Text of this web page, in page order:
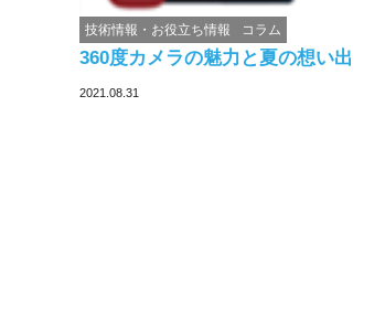
360度カメラの魅力と夏の想い出
技術情報・お役立ち情報 コラム
2021.08.31